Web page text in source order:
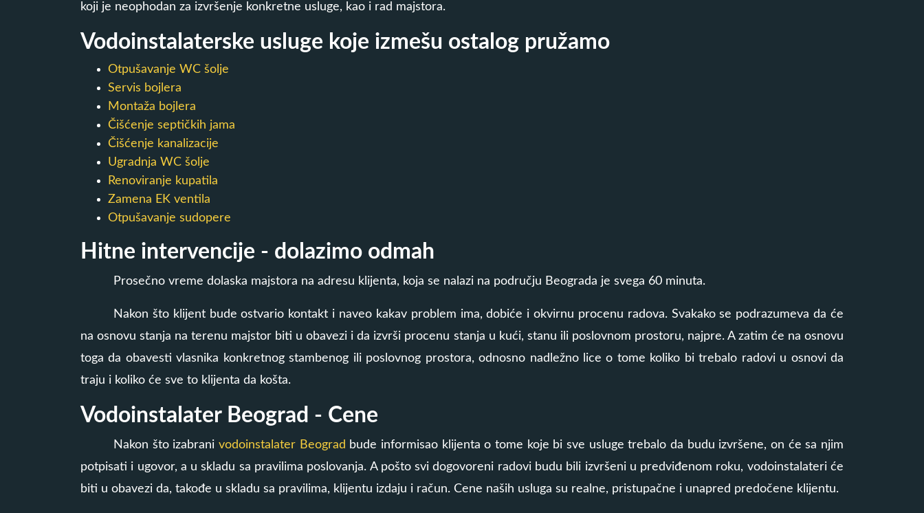
koji je neophodan za izvršenje konkretne usluge, kao i rad majstora.
Vodoinstalaterske usluge koje izmešu ostalog pružamo
Otpušavanje WC šolje
Servis bojlera
Montaža bojlera
Čišćenje septičkih jama
Čišćenje kanalizacije
Ugradnja WC šolje
Renoviranje kupatila
Zamena EK ventila
Otpušavanje sudopere
Hitne intervencije - dolazimo odmah
Prosečno vreme dolaska majstora na adresu klijenta, koja se nalazi na području Beograda je svega 60 minuta.
Nakon što klijent bude ostvario kontakt i naveo kakav problem ima, dobiće i okvirnu procenu radova. Svakako se podrazumeva da će
na osnovu stanja na terenu majstor biti u obavezi i da izvrši procenu stanja u kući, stanu ili poslovnom prostoru, najpre. A zatim će na osnovu
toga da obavesti vlasnika konkretnog stambenog ili poslovnog prostora, odnosno nadležno lice o tome koliko bi trebalo radovi u osnovi da
traju i koliko će sve to klijenta da košta.
Vodoinstalater Beograd - Cene
Nakon što izabrani vodoinstalater Beograd bude informisao klijenta o tome koje bi sve usluge trebalo da budu izvršene, on će sa njim
potpisati i ugovor, a u skladu sa pravilima poslovanja. A pošto svi dogovoreni radovi budu bili izvršeni u predviđenom roku, vodoinstalateri će
biti u obavezi da, takođe u skladu sa pravilima, klijentu izdaju i račun. Cene naših usluga su realne, pristupačne i unapred predočene klijentu.